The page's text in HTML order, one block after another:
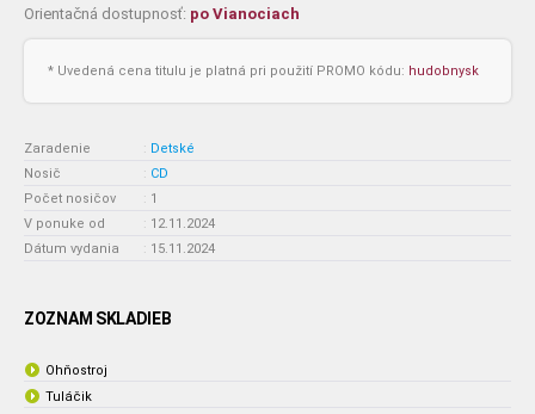
Orientačná dostupnosť: po Vianociach
* Uvedená cena titulu je platná pri použití PROMO kódu: hudobnysk
Zaradenie : Detské
Nosič
: CD
Počet nosičov
: 1
V ponuke od
: 12.11.2024
Dátum vydania
: 15.11.2024
ZOZNAM SKLADIEB
Ohňostroj
Tuláčik